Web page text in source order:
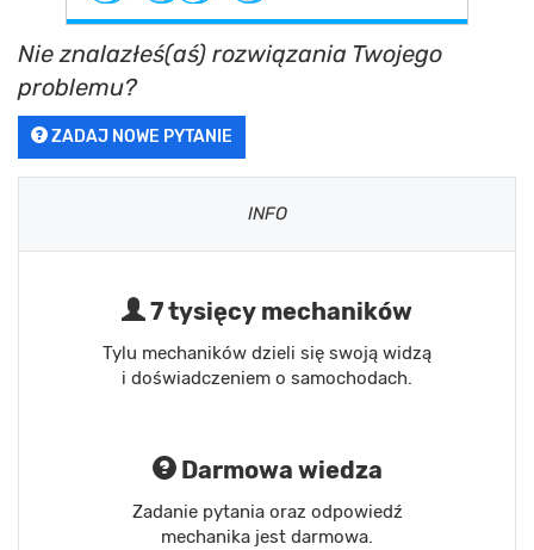
Nie znalazłeś(aś) rozwiązania Twojego
problemu?
ZADAJ NOWE PYTANIE
INFO
7 tysięcy mechaników
Tylu mechaników dzieli się swoją widzą
i doświadczeniem o samochodach.
Darmowa wiedza
Zadanie pytania oraz odpowiedź
mechanika jest darmowa.